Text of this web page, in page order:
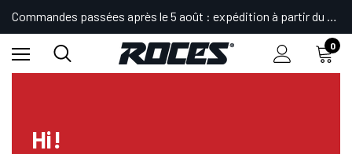
Commandes passées après le 5 août : expédition à partir du 24.
0
Hi!